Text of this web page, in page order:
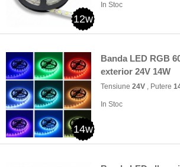
12w
In Stoc
14w
Banda LED RGB
exterior 24V 14W
Tensiune 24V , Putere
In Stoc